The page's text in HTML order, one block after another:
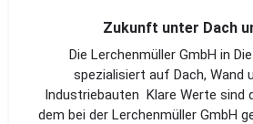
Zukunft unter Dach
Die Lerchenmüller GmbH in
spezialisiert auf Dach, Wand
Industriebauten Klare Werte sind
dem bei der Lerchenmüller GmbH